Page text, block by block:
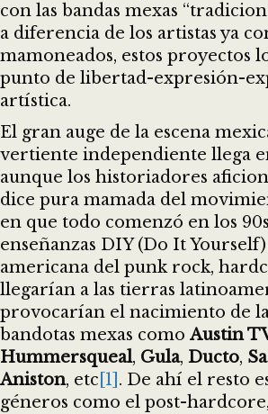
con las bandas mexas
a diferencia de los artistas ya
mamoneados, estos proyectos
punto de libertad-expresión-
artística.
El gran auge de la escena
vertiente independiente llega
aunque los historiadores
dice pura mamada del
en que todo comenzó en los
enseñanzas DIY (Do It
americana del punk rock,
llegarían a las tierras
provocarían el nacimiento de
bandotas mexas como Austin
Hummersqueal, Gula, Ducto,
Aniston, etc [1] . De ahí el resto
géneros como el post-